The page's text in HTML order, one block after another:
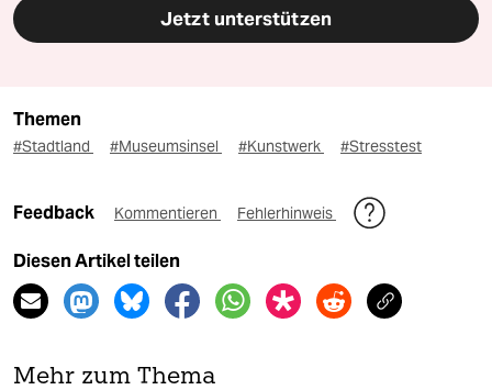
Jetzt unterstützen
Themen
#Stadtland #Museumsinsel #Kunstwerk #Stresstest
Feedback Kommentieren Fehlerhinweis
Diesen Artikel teilen
Mehr zum Thema